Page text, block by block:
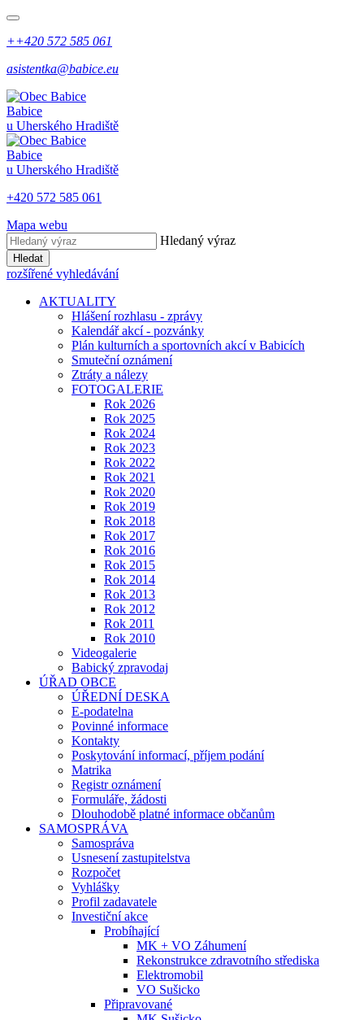
++420 572 585 061
asistentka@babice.eu
Babice
u Uherského Hradiště
Babice
u Uherského Hradiště
+420 572 585 061
Mapa webu
Hledaný výraz
Hledat
rozšířené vyhledávání
AKTUALITY
Hlášení rozhlasu - zprávy
Kalendář akcí - pozvánky
Plán kulturních a sportovních akcí v Babicích
Smuteční oznámení
Ztráty a nálezy
FOTOGALERIE
Rok 2026
Rok 2025
Rok 2024
Rok 2023
Rok 2022
Rok 2021
Rok 2020
Rok 2019
Rok 2018
Rok 2017
Rok 2016
Rok 2015
Rok 2014
Rok 2013
Rok 2012
Rok 2011
Rok 2010
Videogalerie
Babický zpravodaj
ÚŘAD OBCE
ÚŘEDNÍ DESKA
E-podatelna
Povinné informace
Kontakty
Poskytování informací, příjem podání
Matrika
Registr oznámení
Formuláře, žádosti
Dlouhodobě platné informace občanům
SAMOSPRÁVA
Samospráva
Usnesení zastupitelstva
Rozpočet
Vyhlášky
Profil zadavatele
Investiční akce
Probíhající
MK + VO Záhumení
Rekonstrukce zdravotního střediska
Elektromobil
VO Sušicko
Připravované